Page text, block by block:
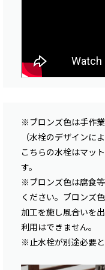
※ブロンズ色は手作業
（水栓のデザインに
こちらの水栓はマッ
す。
※ブロンズ色は腐食
ください。ブロンズ
加工を施し風合いを
利用はできません。
※止水栓が別途必要と